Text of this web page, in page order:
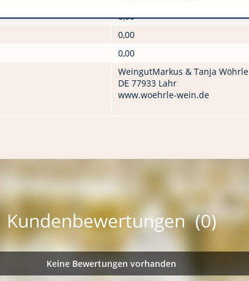
0,00
0,00
0,00
WeingutMarkus & Tanja Wöhrle
DE 77933 Lahr
www.woehrle-wein.de
Kundenbewertungen (0)
Keine Bewertungen vorhanden